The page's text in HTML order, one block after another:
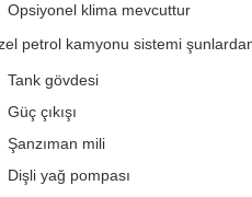
Opsiyonel klima mevcuttur
petrol kamyonu sistemi
Tank gövdesi
Güç çıkışı
Şanzıman mili
Dişli yağ pompası